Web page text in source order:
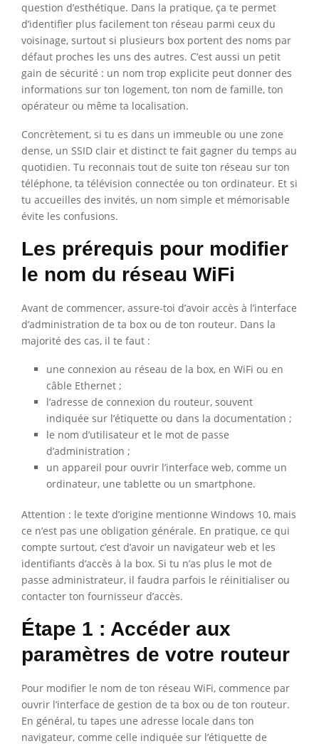
question d’esthétique. Dans la pratique, ça te permet
d’identifier plus facilement ton réseau parmi ceux du
voisinage, surtout si plusieurs box portent des noms par
défaut proches les uns des autres. C’est aussi un petit
gain de sécurité : un nom trop explicite peut donner des
informations sur ton logement, ton nom de famille, ton
opérateur ou même ta localisation.
Concrètement, si tu es dans un immeuble ou une zone
dense, un SSID clair et distinct te fait gagner du temps au
quotidien. Tu reconnais tout de suite ton réseau sur ton
téléphone, ta télévision connectée ou ton ordinateur. Et si
tu accueilles des invités, un nom simple et mémorisable
évite les confusions.
Les prérequis pour modifier
le nom du réseau WiFi
Avant de commencer, assure-toi d’avoir accès à l’interface
d’administration de ta box ou de ton routeur. Dans la
majorité des cas, il te faut :
une connexion au réseau de la box, en WiFi ou en
câble Ethernet ;
l’adresse de connexion du routeur, souvent
indiquée sur l’étiquette ou dans la documentation ;
le nom d’utilisateur et le mot de passe
d’administration ;
un appareil pour ouvrir l’interface web, comme un
ordinateur, une tablette ou un smartphone.
Attention : le texte d’origine mentionne Windows 10, mais
ce n’est pas une obligation générale. En pratique, ce qui
compte surtout, c’est d’avoir un navigateur web et les
identifiants d’accès à la box. Si tu n’as plus le mot de
passe administrateur, il faudra parfois le réinitialiser ou
contacter ton fournisseur d’accès.
Étape 1 : Accéder aux
paramètres de votre routeur
Pour modifier le nom de ton réseau WiFi, commence par
ouvrir l’interface de gestion de ta box ou de ton routeur.
En général, tu tapes une adresse locale dans ton
navigateur, comme celle indiquée sur l’étiquette de